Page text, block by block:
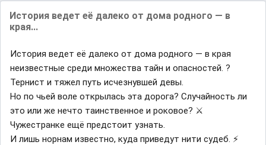
История ведет её далеко от дома родного — в
края...
История ведет её далеко от дома родного — в края
неизвестные среди множества тайн и опасностей. ?
Тернист и тяжел путь исчезнувшей девы.
Но по чьей воле открылась эта дорога? Случайность ли
это или же нечто таинственное и роковое? ⚔
Чужестранке ещё предстоит узнать.
И лишь норнам известно, куда приведут нити судеб. ⚡